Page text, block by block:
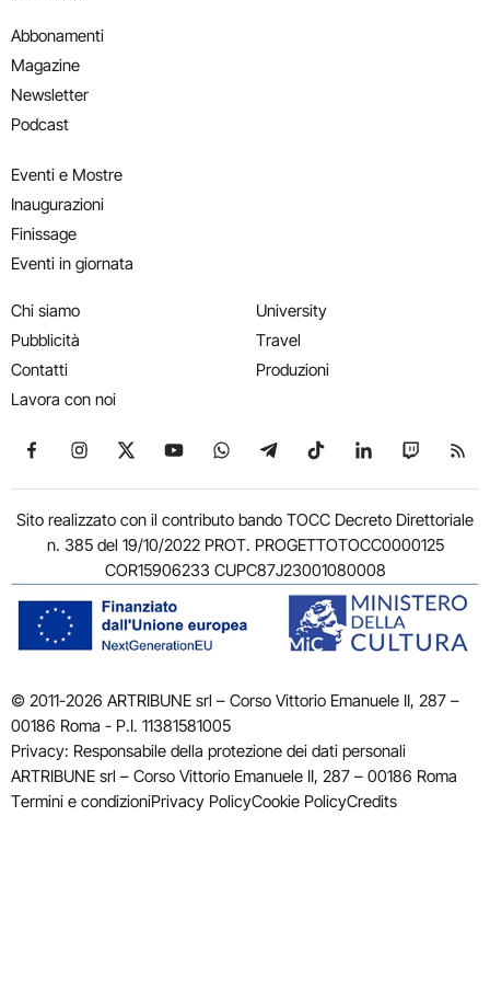
Abbonamenti
Magazine
Newsletter
Podcast
Eventi e Mostre
Inaugurazioni
Finissage
Eventi in giornata
Chi siamo
Pubblicità
Contatti
Lavora con noi
University
Travel
Produzioni
Seguici su Facebook
Seguici su Instagram
Seguici su X
Seguici su YouTube
Seguici su WhatsApp
Seguici su Telegram
Seguici su TikTok
Seguici su
Seguici
Sito realizzato con il contributo bando TOCC Decreto Direttoriale
n. 385 del 19/10/2022 PROT. PROGETTOTOCC0000125
COR15906233 CUPC87J23001080008
© 2011-2026 ARTRIBUNE srl – Corso Vittorio Emanuele II, 287 –
00186 Roma - P.I. 11381581005
Privacy: Responsabile della protezione dei dati personali
ARTRIBUNE srl – Corso Vittorio Emanuele II, 287 – 00186 Roma
Termini e condizioniPrivacy PolicyCookie PolicyCredits